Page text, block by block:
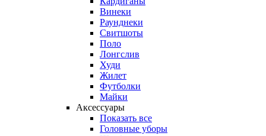
Винеки
Раунднеки
Свитшоты
Поло
Лонгслив
Худи
Жилет
Футболки
Майки
Аксессуары
Показать все
Головные уборы